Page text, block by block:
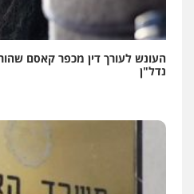
העונש לעורך דין מכפר קאסם
נדל"ן